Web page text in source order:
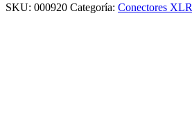
SKU: 000920 Categoría: Conectores XLR